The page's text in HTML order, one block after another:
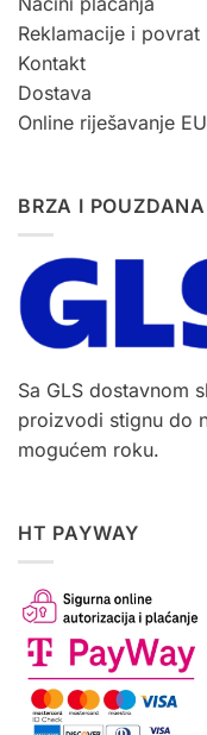
Reklamacije i povrat
Kontakt
Dostava
Online riješavanje
BRZA I
Sa GLS dostavnom
proizvodi stignu do
mogućem roku.
HT PAYWAY